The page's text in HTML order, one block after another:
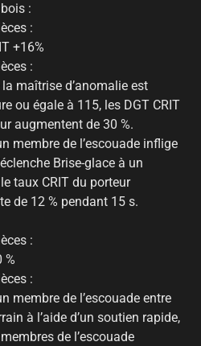
:
:
+16%
:
maîtrise d’anomalie est
ou égale à 115, les DGT CRIT
augmentent de 30 %.
membre de l’escouade inflige
Brise-glace à un
taux CRIT du porteur
de 12 % pendant 15 s.
:
%
:
membre de l’escouade entre
à l’aide d’un soutien rapide,
de l’escouade